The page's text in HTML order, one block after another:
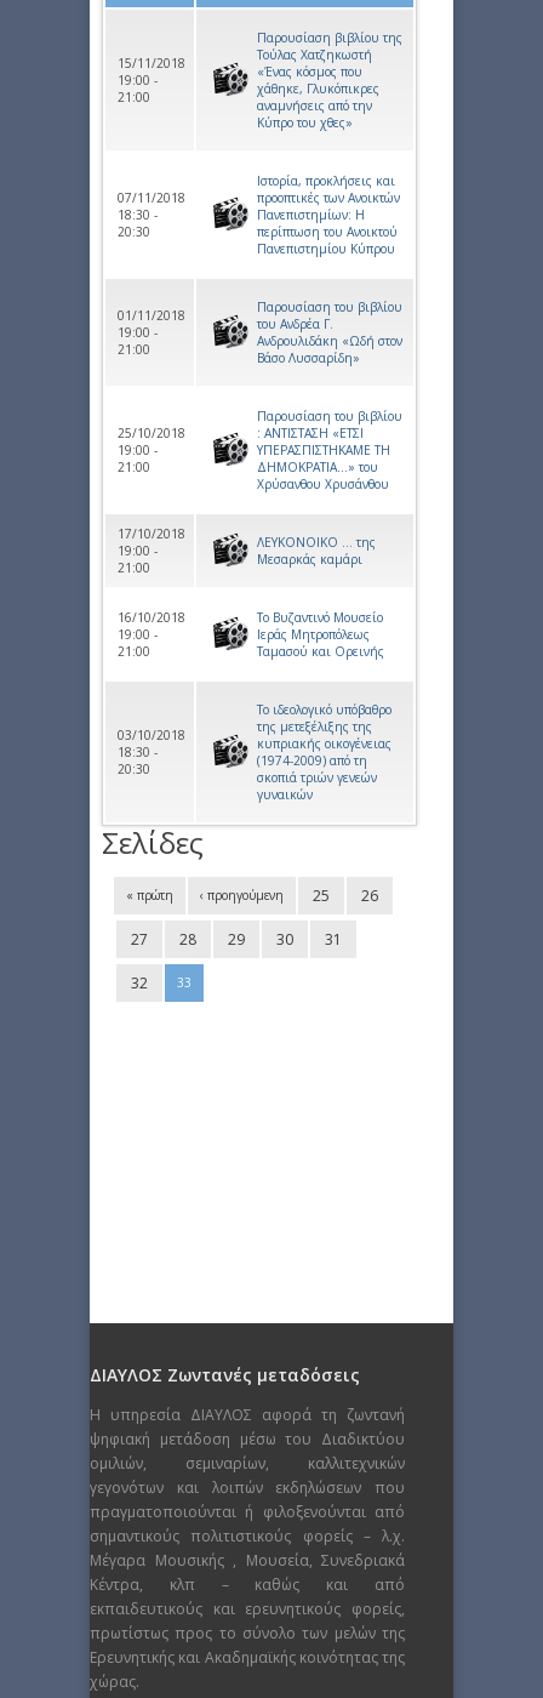
15/11/2018
19:00 -
21:00
Παρουσίαση βιβλίου της
Τούλας Χατζηκωστή
«Ένας κόσμος που
χάθηκε, Γλυκόπικρες
αναμνήσεις από την
Κύπρο του χθες»
07/11/2018
18:30 -
20:30
Ιστορία, προκλήσεις και
προοπτικές των Ανοικτών
Πανεπιστημίων: Η
περίπτωση του Ανοικτού
Πανεπιστημίου Κύπρου
01/11/2018
19:00 -
21:00
Παρουσίαση του βιβλίου
του Ανδρέα Γ.
Ανδρουλιδάκη «Ωδή στον
Βάσο Λυσσαρίδη»
25/10/2018
19:00 -
21:00
Παρουσίαση του βιβλίου
: ΑΝΤΙΣΤΑΣΗ «ΕΤΣΙ
ΥΠΕΡΑΣΠΙΣΤΗΚΑΜΕ ΤΗ
ΔΗΜΟΚΡΑΤΙΑ...» του
Χρύσανθου Χρυσάνθου
17/10/2018
19:00 -
21:00
ΛΕΥΚΟΝΟΙΚΟ … της
Μεσαρκάς καμάρι
16/10/2018
19:00 -
21:00
Το Βυζαντινό Μουσείο
Ιεράς Μητροπόλεως
Ταμασού και Ορεινής
03/10/2018
18:30 -
20:30
Το ιδεολογικό υπόβαθρο
της μετεξέλιξης της
κυπριακής οικογένειας
(1974-2009) από τη
σκοπιά τριών γενεών
γυναικών
Σελίδες
« πρώτη ‹ προηγούμενη 25 26
27 28 29 30 31
32 33
ΔΙΑΥΛΟΣ Ζωντανές μεταδόσεις
Η υπηρεσία ΔΙΑΥΛΟΣ αφορά τη ζωντανή
ψηφιακή μετάδοση μέσω του Διαδικτύου
ομιλιών, σεμιναρίων, καλλιτεχνικών
γεγονότων και λοιπών εκδηλώσεων που
πραγματοποιούνται ή φιλοξενούνται από
σημαντικούς πολιτιστικούς φορείς – λ.χ.
Μέγαρα Μουσικής , Μουσεία, Συνεδριακά
Κέντρα, κλπ – καθώς και από
εκπαιδευτικούς και ερευνητικούς φορείς,
πρωτίστως προς το σύνολο των μελών της
Ερευνητικής και Ακαδημαϊκής κοινότητας της
χώρας.